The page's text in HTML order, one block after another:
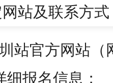
站官方网站
报名信息；